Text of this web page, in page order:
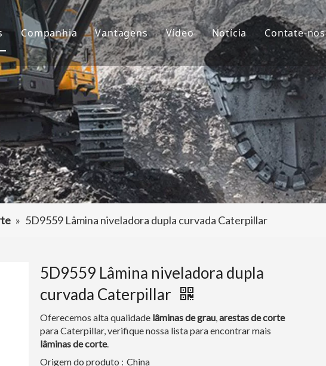
de Balde
da Escavadeira
de dentes de caçamba
acessórios da escavadeira
Companhia
Sobre nós
Cultura
Perguntas frequentes
Vantagens
P&D
Produção
Serviço
Vídeo Notícia
Notícias da empresa
Projetos
Contate-nos
» 5D9559 Lâmina niveladora dupla curvada Caterpillar
5D9559 Lâmina niveladora dupla
curvada Caterpillar
Oferecemos alta qualidade lâminas de grau,arestas de corte
para Caterpillar, verifique nossa lista para encontrar mais
lâminas de corte.
Origem do produto : China